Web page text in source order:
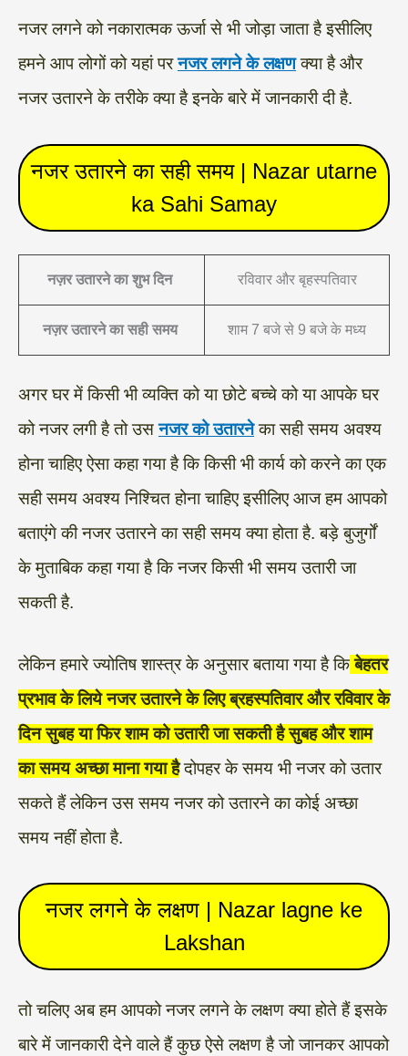
नजर लगने को नकारात्मक ऊर्जा से भी जोड़ा जाता है इसीलिए
हमने आप लोगों को यहां परनजर लगने के लक्षणक्या है और
नजर उतारने के तरीके क्या है इनके बारे में जानकारी दी है.
नजर उतारने का सही समय | Nazar utarne
ka Sahi Samay
नज़र उतारने का शुभ दिन रविवार और बृहस्पतिवार
नज़र उतारने का सही समय शाम 7 बजे से 9 बजे के मध्य
अगर घर में किसी भी व्यक्ति को या छोटे बच्चे को या आपके घर
को नजर लगी है तो उसनजर को उतारनेका सही समय अवश्य
होना चाहिए ऐसा कहा गया है कि किसी भी कार्य को करने का एक
सही समय अवश्य निश्चित होना चाहिए इसीलिए आज हम आपको
बताएंगे की नजर उतारने का सही समय क्या होता है. बड़े बुजुर्गों
के मुताबिक कहा गया है कि नजर किसी भी समय उतारी जा
सकती है.
लेकिन हमारे ज्योतिष शास्त्र के अनुसार बताया गया है किबेहतर
प्रभाव के लिये नजर उतारने के लिए ब्रहस्पतिवार और रविवार के
दिन सुबह या फिर शाम को उतारी जा सकती है सुबह और शाम
का समय अच्छा माना गया है दोपहर के समय भी नजर को उतार
सकते हैं लेकिन उस समय नजर को उतारने का कोई अच्छा
समय नहीं होता है.
नजर लगने के लक्षण | Nazar lagne ke
Lakshan
तो चलिए अब हम आपको नजर लगने के लक्षण क्या होते हैं इसके
बारे में जानकारी देने वाले हैं कुछ ऐसे लक्षण है जो जानकर आपको